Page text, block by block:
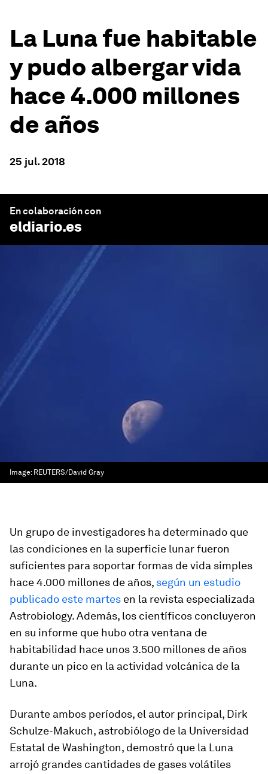
La Luna fue habitable
y pudo albergar vida
hace 4.000 millones
de años
25 jul. 2018
En colaboración con
eldiario.es
Image: REUTERS/David Gray
Un grupo de investigadores ha determinado que
las condiciones en la superficie lunar fueron
suficientes para soportar formas de vida simples
hace 4.000 millones de años, según un estudio
publicado este martes en la revista especializada
Astrobiology. Además, los científicos concluyeron
en su informe que hubo otra ventana de
habitabilidad hace unos 3.500 millones de años
durante un pico en la actividad volcánica de la
Luna.
Durante ambos períodos, el autor principal, Dirk
Schulze-Makuch, astrobiólogo de la Universidad
Estatal de Washington, demostró que la Luna
arrojó grandes cantidades de gases volátiles